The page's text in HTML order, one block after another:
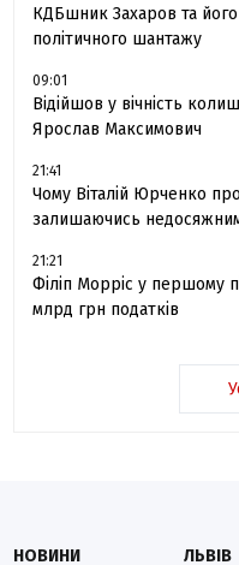
КДБшник Захаров та
політичного шантажу
09:01
Відійшов у вічність
Ярослав Максимович
21:41
Чому Віталій Юрченко
залишаючись
21:21
Філіп Морріс у першому
млрд грн податків
НОВИНИ ЛЬВІВ